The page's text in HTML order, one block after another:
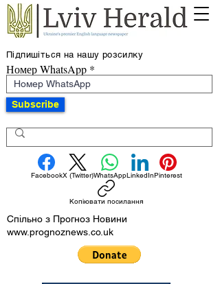
Підпишіться на нашу розсилку
Номер WhatsApp
Subscribe
FacebookX (Twitter)WhatsAppLinkedInPinterest
Копіювати посилання
Спільно з Прогноз Новини
www.prognoznews.co.uk